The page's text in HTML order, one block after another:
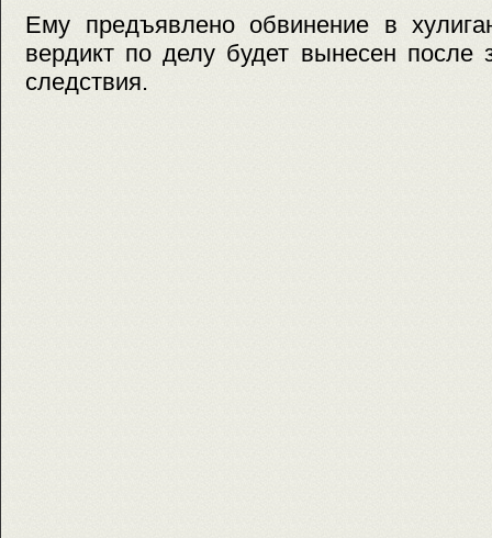
Ему предъявлено обвинение в
вердикт по делу будет вынесен после
следствия.